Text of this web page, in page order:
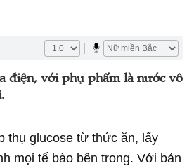
điện, với phụ phẩm là nước vô
thụ glucose từ thức ăn, lấy
mọi tế bào bên trong. Với bản